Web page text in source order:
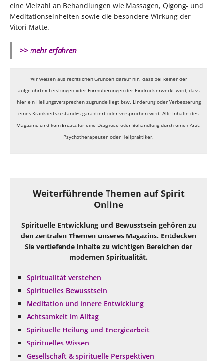
eine Vielzahl an Behandlungen wie Massagen, Qigong- und
Meditationseinheiten sowie die besondere Wirkung der
Vitori Matte.
>> mehr erfahren
Wir weisen aus rechtlichen Gründen darauf hin, dass bei keiner der
aufgeführten Leistungen oder Formulierungen der Eindruck erweckt wird, dass
hier ein Heilungsversprechen zugrunde liegt bzw. Linderung oder Verbesserung
eines Krankheitszustandes garantiert oder versprochen wird. Alle Inhalte des
Magazins sind kein Ersatz für eine Diagnose oder Behandlung durch einen Arzt,
Psychotherapeuten oder Heilpraktiker.
Weiterführende Themen auf Spirit
Online
Spirituelle Entwicklung und Bewusstsein gehören zu
den zentralen Themen unseres Magazins. Entdecken
Sie vertiefende Inhalte zu wichtigen Bereichen der
modernen Spiritualität.
Spiritualität verstehen
Spirituelles Bewusstsein
Meditation und innere Entwicklung
Achtsamkeit im Alltag
Spirituelle Heilung und Energiearbeit
Spirituelles Wissen
Gesellschaft & spirituelle Perspektiven